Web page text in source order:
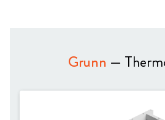
Grunn —